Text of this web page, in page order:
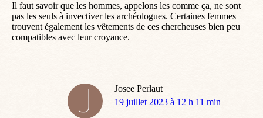
Il faut savoir que les hommes, appelons les comme ça, ne sont
pas les seuls à invectiver les archéologues. Certaines femmes
trouvent également les vêtements de ces chercheuses bien peu
compatibles avec leur croyance.
Josee Perlaut
dit
19 juillet 2023 à 12 h 11 min